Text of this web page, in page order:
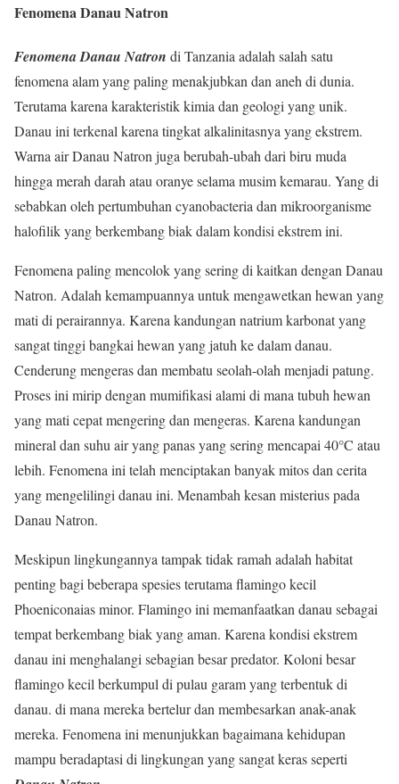
Fenomena Danau Natron
Fenomena Danau Natron di Tanzania adalah salah satu
fenomena alam yang paling menakjubkan dan aneh di dunia.
Terutama karena karakteristik kimia dan geologi yang unik.
Danau ini terkenal karena tingkat alkalinitasnya yang ekstrem.
Warna air Danau Natron juga berubah-ubah dari biru muda
hingga merah darah atau oranye selama musim kemarau. Yang di
sebabkan oleh pertumbuhan cyanobacteria dan mikroorganisme
halofilik yang berkembang biak dalam kondisi ekstrem ini.
Fenomena paling mencolok yang sering di kaitkan dengan Danau
Natron. Adalah kemampuannya untuk mengawetkan hewan yang
mati di perairannya. Karena kandungan natrium karbonat yang
sangat tinggi bangkai hewan yang jatuh ke dalam danau.
Cenderung mengeras dan membatu seolah-olah menjadi patung.
Proses ini mirip dengan mumifikasi alami di mana tubuh hewan
yang mati cepat mengering dan mengeras. Karena kandungan
mineral dan suhu air yang panas yang sering mencapai 40°C atau
lebih. Fenomena ini telah menciptakan banyak mitos dan cerita
yang mengelilingi danau ini. Menambah kesan misterius pada
Danau Natron.
Meskipun lingkungannya tampak tidak ramah adalah habitat
penting bagi beberapa spesies terutama flamingo kecil
Phoeniconaias minor. Flamingo ini memanfaatkan danau sebagai
tempat berkembang biak yang aman. Karena kondisi ekstrem
danau ini menghalangi sebagian besar predator. Koloni besar
flamingo kecil berkumpul di pulau garam yang terbentuk di
danau. di mana mereka bertelur dan membesarkan anak-anak
mereka. Fenomena ini menunjukkan bagaimana kehidupan
mampu beradaptasi di lingkungan yang sangat keras seperti